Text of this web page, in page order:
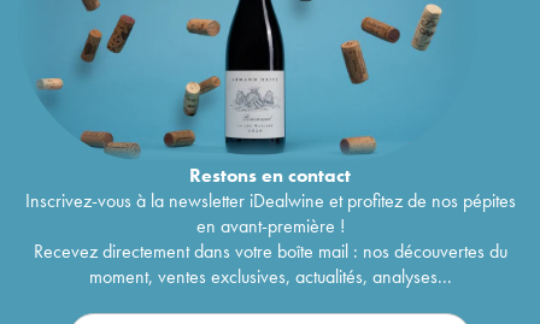
Restons encontact
Inscrivez-vous à la newsletter iDealwine et profitez de nos pépites
en avant-première !
Recevez directement dans votre boîte mail : nos découvertes du
moment, ventes exclusives, actualités, analyses...